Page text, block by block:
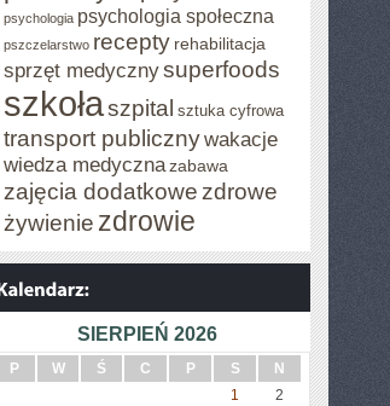
psychologia psychologia społeczna
pszczelarstwo recepty rehabilitacja
sprzęt medycznysuperfoods
szkołaszpital sztuka cyfrowa
transport publicznywakacje
wiedza medycznazabawa
zajęcia dodatkowe zdrowe
żywienie zdrowie
SIERPIEŃ 2026
P W Ś C P S
N
1
2